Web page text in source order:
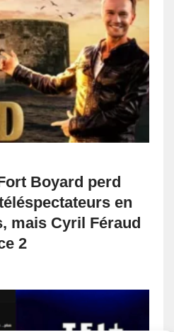
Boyard perd
en
mais Cyril Féraud
2